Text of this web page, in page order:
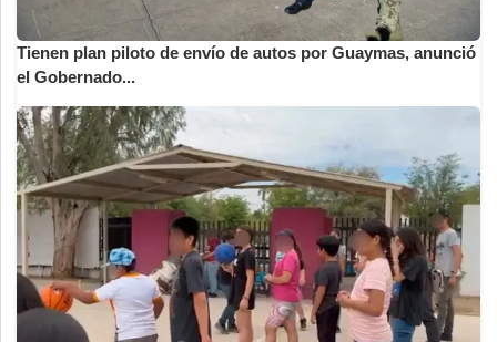
Tienen plan piloto de envío de autos por Guaymas, anunció
el Gobernado...